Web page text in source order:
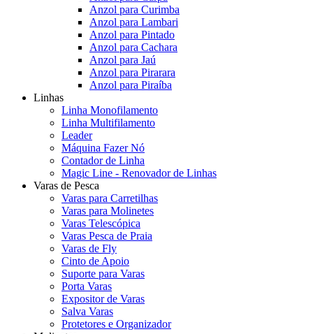
Anzol para Curimba
Anzol para Lambari
Anzol para Pintado
Anzol para Cachara
Anzol para Jaú
Anzol para Pirarara
Anzol para Piraíba
Linhas
Linha Monofilamento
Linha Multifilamento
Leader
Máquina Fazer Nó
Contador de Linha
Magic Line - Renovador de Linhas
Varas de Pesca
Varas para Carretilhas
Varas para Molinetes
Varas Telescópica
Varas Pesca de Praia
Varas de Fly
Cinto de Apoio
Suporte para Varas
Porta Varas
Expositor de Varas
Salva Varas
Protetores e Organizador